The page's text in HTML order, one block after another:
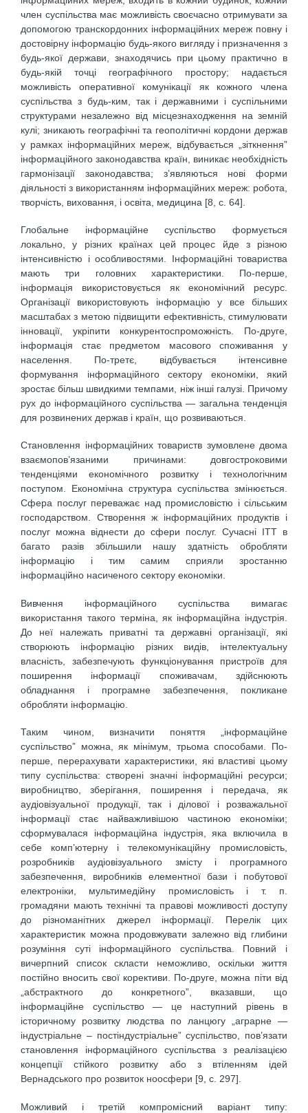
член суспільства має можливість своєчасно отримувати за
допомогою транскордонних інформаційних мереж повну і
достовірну інформацію будь-якого вигляду і призначення з
будь-якої держави, знаходячись при цьому практично в
будь-якій точці географічного простору; надається
можливість оперативної комунікації як кожного члена
суспільства з будь-ким, так і державними і суспільними
структурами незалежно від місцезнаходження на земній
кулі; зникають географічні та геополітичні кордони держав
у рамках інформаційних мереж, відбувається „зіткнення”
інформаційного законодавства країн, виникає необхідність
гармонізації законодавства; з’являються нові форми
діяльності з використанням інформаційних мереж: робота,
творчість, виховання, і освіта, медицина [8, с. 64].
Глобальне інформаційне суспільство формується
локально, у різних країнах цей процес йде з різною
інтенсивністю і особливостями. Інформаційні товариства
мають три головних характеристики. По-перше,
інформація використовується як економічний ресурс.
Організації використовують інформацію у все більших
масштабах з метою підвищити ефективність, стимулювати
інновації, укріпити конкурентоспроможність. По-друге,
інформація стає предметом масового споживання у
населення. По-третє, відбувається інтенсивне
формування інформаційного сектору економіки, який
зростає більш швидкими темпами, ніж інші галузі. Причому
рух до інформаційного суспільства — загальна тенденція
для розвинених держав і країн, що розвиваються.
Становлення інформаційних товариств зумовлене двома
взаємопов’язаними причинами: довгостроковими
тенденціями економічного розвитку і технологічним
поступом. Економічна структура суспільства змінюється.
Сфера послуг переважає над промисловістю і сільським
господарством. Створення ж інформаційних продуктів і
послуг можна віднести до сфери послуг. Сучасні ІТТ в
багато разів збільшили нашу здатність обробляти
інформацію і тим самим сприяли зростанню
інформаційно насиченого сектору економіки.
Вивчення інформаційного суспільства вимагає
використання такого терміна, як інформаційна індустрія.
До неї належать приватні та державні організації, які
створюють інформацію різних видів, інтелектуальну
власність, забезпечують функціонування пристроїв для
поширення інформації споживачам, здійснюють
обладнання і програмне забезпечення, покликане
обробляти інформацію.
Таким чином, визначити поняття „інформаційне
суспільство” можна, як мінімум, трьома способами. По-
перше, перерахувати характеристики, які властиві цьому
типу суспільства: створені значні інформаційні ресурси;
виробництво, зберігання, поширення і передача, як
аудіовізуальної продукції, так і ділової і розважальної
інформації стає найважливішою частиною економіки;
сформувалася інформаційна індустрія, яка включила в
себе комп’ютерну і телекомунікаційну промисловість,
розробників аудіовізуального змісту і програмного
забезпечення, виробників елементної бази і побутової
електроніки, мультимедійну промисловість і т. п.
громадяни мають технічні та правові можливості доступу
до різноманітних джерел інформації. Перелік цих
характеристик можна продовжувати залежно від глибини
розуміння суті інформаційного суспільства. Повний і
вичерпний список скласти неможливо, оскільки життя
постійно вносить свої корективи. По-друге, можна піти від
„абстрактного до конкретного”, вказавши, що
інформаційне суспільство — це наступний рівень в
історичному розвитку людства по ланцюгу „аграрне —
індустріальне – постіндустріальне” суспільство, пов’язати
становлення інформаційного суспільства з реалізацією
концепції стійкого розвитку або з втіленням ідей
Вернадського про розвиток ноосфери [9, с. 297].
Можливий і третій компромісний варіант типу: